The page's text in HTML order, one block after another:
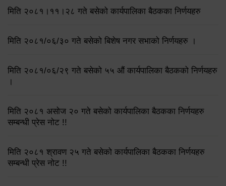
मिति २०८१।११।२८ गते बसेको कार्यपालिका बैठकका निर्णयहरु
मिति २०८१/०६/३० गते बसेको बिशेष नगर सभाको निर्णयहरु ।
मिति २०८१/०६/२९ गते बसेको ५५ औं कार्यपालिका बैठकको निर्णयहरु
।
मिति २०८१ असोज २० गते बसेको कार्यपालिका बैठकका निर्णयहरु
सम्बन्धी प्रेस नोट !!
मिति २०८१ श्रावण २५ गते बसेको कार्यपालिका बैठकका निर्णयहरु
सम्बन्धी प्रेस नोट !!